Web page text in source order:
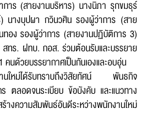
าร (สายงานบริหาร) นางนิภา รุกขมธุร์
นางบุปผา กวินวศิน รองผู้ว่าการ (สาย
ง รองผู้ว่าการ (สายงานปฏิบัติการ 3)
ร. ฝทบ. กอส. ร่วมต้อนรับและบรรยาย
นด้วยบรรยากาศเป็นกันเองและอบอุ่น
านใหม่ได้รับทราบถึงวิสัยทัศน์ พันธกิจ
ตลอดจนระเบียบ ข้อบังคับ และแนวทาง
างความสัมพันธ์อันดีระหว่างพนักงานใหม่